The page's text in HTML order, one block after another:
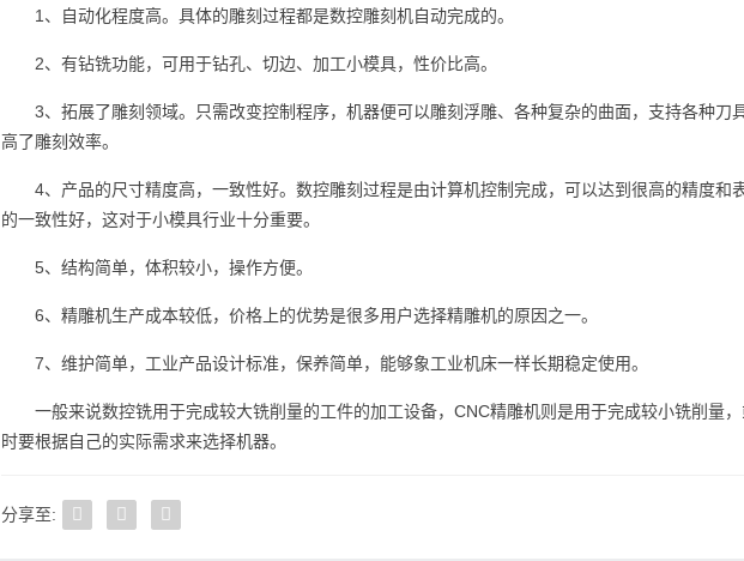
1、自动化程度高。具体的雕刻过程都是数控雕刻机自动完成的。
2、有钻铣功能，可用于钻孔、切边、加工小模具，性价比高。
3、拓展了雕刻领域。只需改变控制程序，机器便可以雕刻浮雕、各种复杂的曲面，支持各种刀
高了雕刻效率。
4、产品的尺寸精度高，一致性好。数控雕刻过程是由计算机控制完成，可以达到很高的精度和
的一致性好，这对于小模具行业十分重要。
5、结构简单，体积较小，操作方便。
6、精雕机生产成本较低，价格上的优势是很多用户选择精雕机的原因之一。
7、维护简单，工业产品设计标准，保养简单，能够象工业机床一样长期稳定使用。
一般来说数控铣用于完成较大铣削量的工件的加工设备，CNC精雕机则是用于完成较小铣削量
时要根据自己的实际需求来选择机器。
分享至: